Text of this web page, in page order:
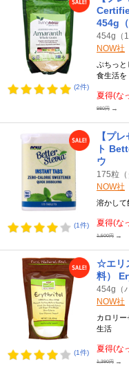
(2件)
454g
454g（
NOW社
ぷちっと
食生活を
夏得(な
980円 →
(1件)
【プ
ト
ウ
175粒
NOW社
溶かして
夏得(な
1,500円 →
(1件)
☆エリ
料）
454g（
NOW社
カロリ
生活
夏得(な
1,390円 →